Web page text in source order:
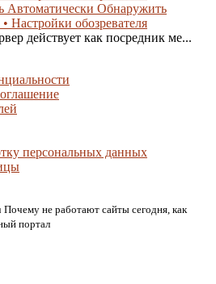
Автоматически Обнаружить
Настройки обозревателя
действует как посредник ме...
персональных данных
не работают сайты сегодня, как
портал